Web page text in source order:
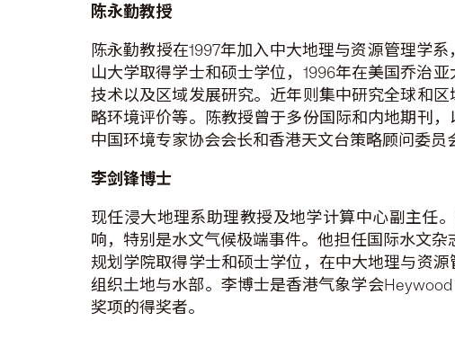
陈永勤教授
陈永勤教授在1997年加入中大地理与资源管理学
山大学取得学士和硕士学位，1996年在美国乔治
技术以及区域发展研究。近年则集中研究全球和
略环境评价等。陈教授曾于多份国际和内地期刊
中国环境专家协会会长和香港天文台策略顾问委员
李剑锋博士
现任浸大地理系助理教授及地学计算中心副主任
响，特别是水文气候极端事件。他担任国际水文
规划学院取得学士和硕士学位，在中大地理与资
组织土地与水部。李博士是香港气象学会
奖项的得奖者。